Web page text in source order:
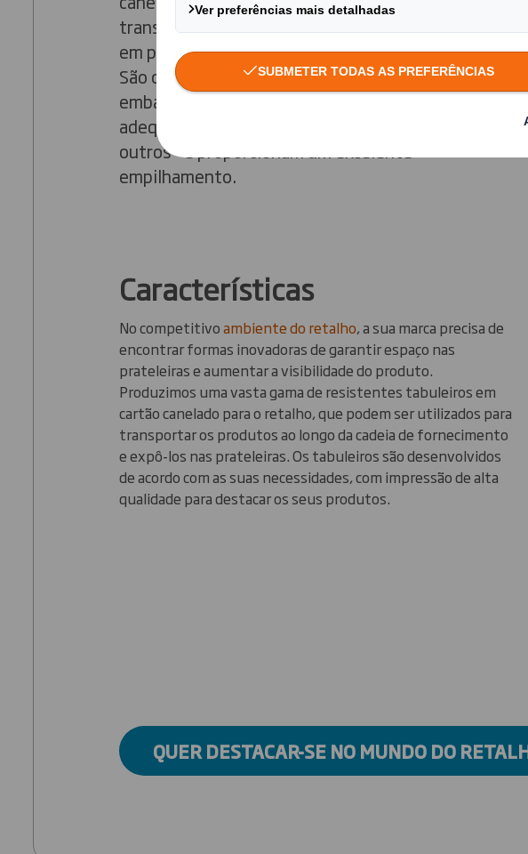
transporte, transformando-se facilmente na loja
em poderosos expositores para ponto de venda.
São otimizados para as suas linhas de
embalamento automáticas ou manuais -
adequados para latas, garrafas, bolsas, entre
outros - e proporcionam um excelente
empilhamento.
Características
No competitivoambiente do retalho, a sua marca precisa de
encontrar formas inovadoras de garantir espaço nas
prateleiras e aumentar a visibilidade do produto.
Produzimos uma vasta gama de resistentes tabuleiros em
cartão canelado para o retalho, que podem ser utilizados para
transportar os produtos ao longo da cadeia de fornecimento
e expô-los nas prateleiras. Os tabuleiros são desenvolvidos
de acordo com as suas necessidades, com impressão de alta
qualidade para destacar os seus produtos.
QUER DESTACAR-SE NO MUNDO DO